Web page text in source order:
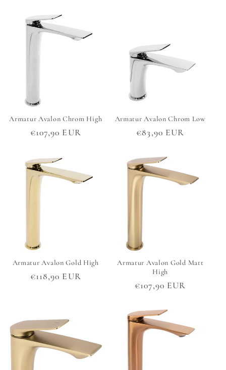
Armatur Avalon Chrom High
Normaler
€107,90 EUR
Armatur Avalon Chrom Low
Normaler
€83,90 EUR
Armatur Avalon Gold High
Normaler
€118,90 EUR
Armatur Avalon Gold Matt
High
Normaler
€107,90 EUR